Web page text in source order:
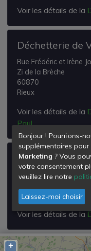
Voir les détails de la
Déchetterie de
Rue Frédéric et Irène
Zi de la Brèche
60870
Rieux
Voir les détails de la
Paul
Déchetterie de
Rue Pierre et Marie
Laigneville
Voir les détails de la
+
Bonjour ! Pourrions-
supplémentaires pour
Marketing ? Vous
votre consentement
veuillez lire notre
Laissez-moi choisir